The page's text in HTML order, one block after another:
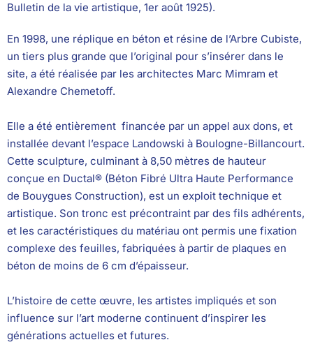
Bulletin de la vie artistique, 1er août 1925).
En 1998, une réplique en béton et résine de l’Arbre Cubiste,
un tiers plus grande que l’original pour s’insérer dans le
site, a été réalisée par les architectes Marc Mimram et
Alexandre Chemetoff.
Elle a été entièrement financée par un appel aux dons, et
installée devant l’espace Landowski à Boulogne-Billancourt.
Cette sculpture, culminant à 8,50 mètres de hauteur
conçue en Ductal® (Béton Fibré Ultra Haute Performance
de Bouygues Construction), est un exploit technique et
artistique. Son tronc est précontraint par des fils adhérents,
et les caractéristiques du matériau ont permis une fixation
complexe des feuilles, fabriquées à partir de plaques en
béton de moins de 6 cm d’épaisseur.
L’histoire de cette œuvre, les artistes impliqués et son
influence sur l’art moderne continuent d’inspirer les
générations actuelles et futures.